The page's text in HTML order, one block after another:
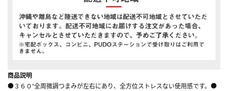
商品説明
●３６０°全周微調つまみが左右にあり、全方位ストレスない使用感です。●